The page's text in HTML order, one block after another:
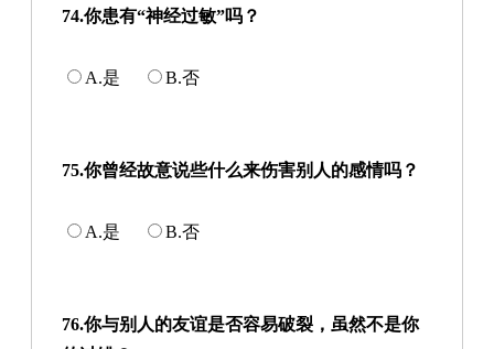
74.你患有“神经过敏”吗？
A.是 B.否
75.你曾经故意说些什么来伤害别人的感情吗？
A.是 B.否
76.你与别人的友谊是否容易破裂，虽然不是你